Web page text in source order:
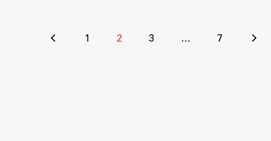
Številčenje
1 2 3 … 7